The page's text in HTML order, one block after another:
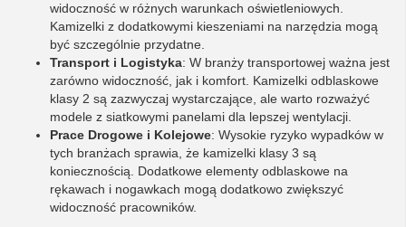
widoczność w różnych warunkach oświetleniowych.
Kamizelki z dodatkowymi kieszeniami na narzędzia mogą
być szczególnie przydatne.
Transport i Logistyka: W branży transportowej ważna jest
zarówno widoczność, jak i komfort. Kamizelki odblaskowe
klasy 2 są zazwyczaj wystarczające, ale warto rozważyć
modele z siatkowymi panelami dla lepszej wentylacji.
Prace Drogowe i Kolejowe: Wysokie ryzyko wypadków w
tych branżach sprawia, że kamizelki klasy 3 są
koniecznością. Dodatkowe elementy odblaskowe na
rękawach i nogawkach mogą dodatkowo zwiększyć
widoczność pracowników.